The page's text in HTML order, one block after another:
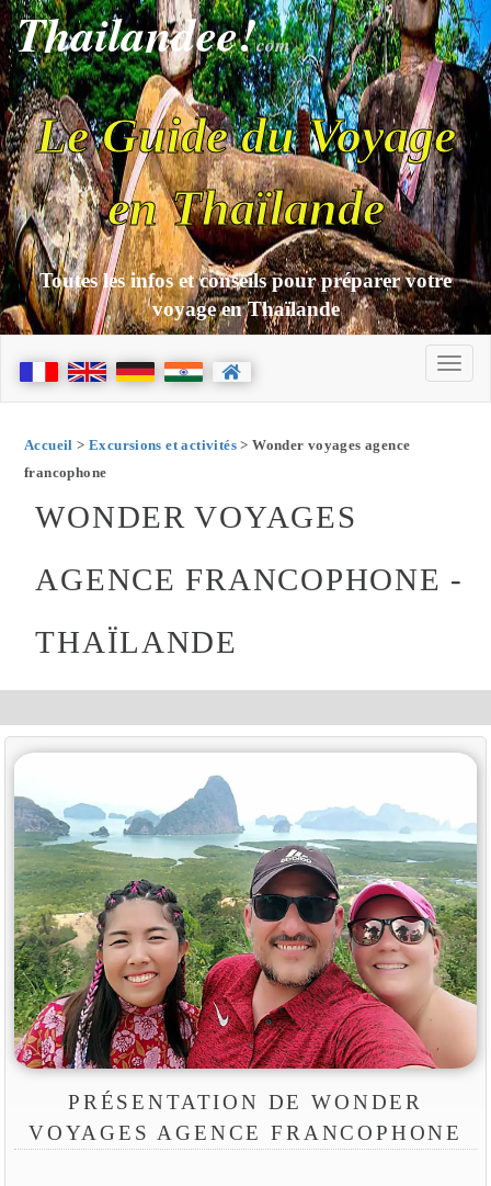
Thailandee!com
Le Guide du Voyage
en Thaïlande
Toutes les infos et conseils pour préparer votre
voyage en Thaïlande
Accueil > Excursions et activités> Wonder voyages agence
francophone
WONDER VOYAGES
AGENCE FRANCOPHONE -
THAÏLANDE
PRÉSENTATION DE WONDER
VOYAGES AGENCE FRANCOPHONE